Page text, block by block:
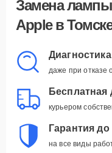
Замена
Apple в Томске
даже при отказе
Бесплатная
курьером
Гарантия до
на все виды